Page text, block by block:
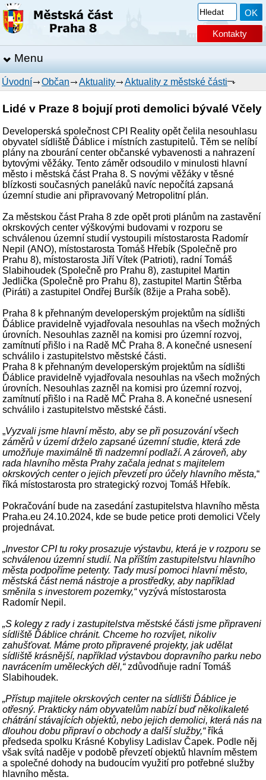
Kontakty
Menu
Úvodní Občan Aktuality Aktuality z městské části
Lidé v Praze 8 bojují proti demolici bývalé Včely
Developerská společnost CPI Reality opět čelila nesouhlasu
obyvatel sídliště Ďáblice i místních zastupitelů. Těm se nelíbí
plány na zbourání center občanské vybavenosti a nahrazení
bytovými věžáky. Tento záměr odsoudilo v minulosti hlavní
město i městská část Praha 8. S novými věžáky v těsné
blízkosti současných paneláků navíc nepočítá zapsaná
územní studie ani připravovaný Metropolitní plán.
Za městskou část Praha 8 zde opět proti plánům na zastavění
okrskových center výškovými budovami v rozporu se
schválenou územní studií vystoupili místostarosta Radomír
Nepil (ANO), místostarosta Tomáš Hřebík (Společně pro
Prahu 8), místostarosta Jiří Vítek (Patrioti), radní Tomáš
Slabihoudek (Společně pro Prahu 8), zastupitel Martin
Jedlička (Společně pro Prahu 8), zastupitel Martin Štěrba
(Piráti) a zastupitel Ondřej Buršík (8žije a Praha sobě).
Praha 8 k přehnaným developerským projektům na sídlišti
Ďáblice pravidelně vyjadřovala nesouhlas na všech možných
úrovních. Nesouhlas zazněl na komisi pro územní rozvoj,
zamítnutí přišlo i na Radě MČ Praha 8. A konečné usnesení
schválilo i zastupitelstvo městské části.
Praha 8 k přehnaným developerským projektům na sídlišti
Ďáblice pravidelně vyjadřovala nesouhlas na všech možných
úrovních. Nesouhlas zazněl na komisi pro územní rozvoj,
zamítnutí přišlo i na Radě MČ Praha 8. A konečné usnesení
schválilo i zastupitelstvo městské části.
„Vyzvali jsme hlavní město, aby se při posuzování všech
záměrů v území drželo zapsané územní studie, která zde
umožňuje maximálně tři nadzemní podlaží. A zároveň, aby
rada hlavního města Prahy začala jednat s majitelem
okrskových center o jejich převzetí pro účely hlavního města,“
říká místostarosta pro strategický rozvoj Tomáš Hřebík.
Pokračování bude na zasedání zastupitelstva hlavního města
Praha.eu 24.10.2024, kde se bude petice proti demolici Včely
projednávat.
„Investor CPI tu roky prosazuje výstavbu, která je v rozporu se
schválenou územní studií. Na příštím zastupitelstvu hlavního
města podpoříme petenty. Tady musí pomoci hlavní město,
městská část nemá nástroje a prostředky, aby například
směnila s investorem pozemky,“vyzývá místostarosta
Radomír Nepil.
„S kolegy z rady i zastupitelstva městské části jsme připraveni
sídliště Ďáblice chránit. Chceme ho rozvíjet, nikoliv
zahušťovat. Máme proto připravené projekty, jak udělat
sídliště krásnější, například výstavbou dopravního parku nebo
navrácením uměleckých děl,“zdůvodňuje radní Tomáš
Slabihoudek.
„Přístup majitele okrskových center na sídlišti Ďáblice je
otřesný. Prakticky nám obyvatelům nabízí buď několikaleté
chátrání stávajících objektů, nebo jejich demolici, která nás na
dlouhou dobu připraví o obchody a další služby,“říká
předseda spolku Krásné Kobylisy Ladislav Čapek. Podle něj
však svítá naděje v podobě převzetí objektů hlavním městem
a společné dohody na budoucím využití pro potřebné služby
hlavního města.